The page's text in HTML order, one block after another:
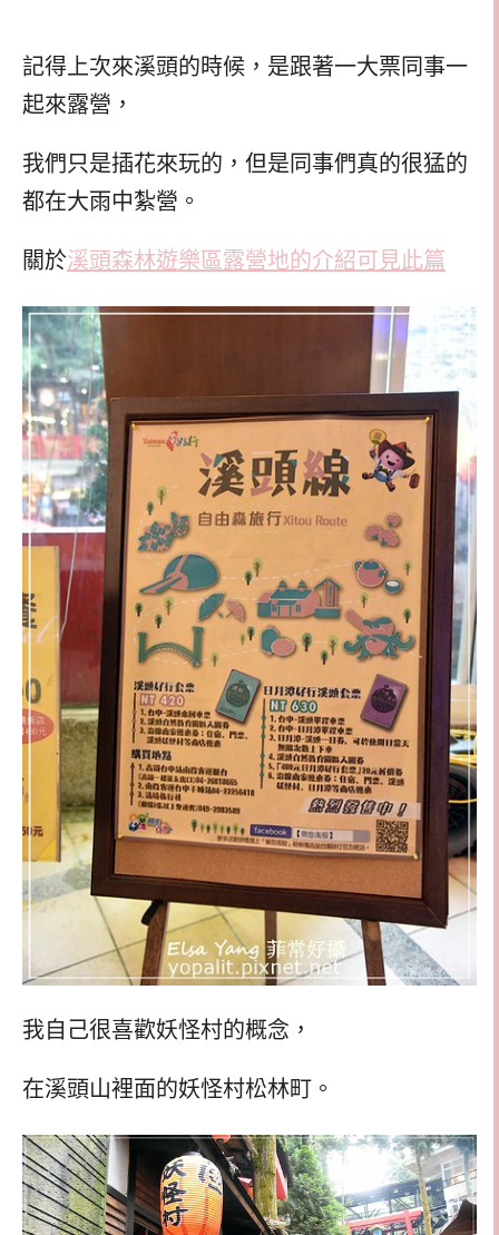
記得上次來溪頭的時候，是跟著一大票同事一
起來露營，
我們只是插花來玩的，但是同事們真的很猛的
都在大雨中紮營。
關於溪頭森林遊樂區露營地的介紹可見此篇
我自己很喜歡妖怪村的概念，
在溪頭山裡面的妖怪村松林町。